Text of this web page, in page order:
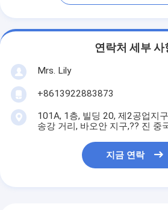
연락처 세부 사
Mrs. Lily
+8613922883873
101A, 1층, 빌딩 20, 제2공업지
송강 거리, 바오안 지구,?? 진 중
지금 연락